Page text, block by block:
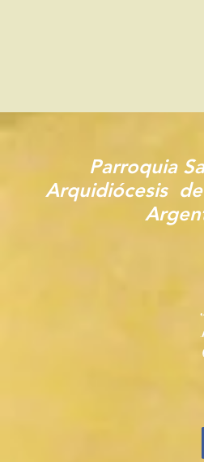
Parroquia
Arquidiócesis de